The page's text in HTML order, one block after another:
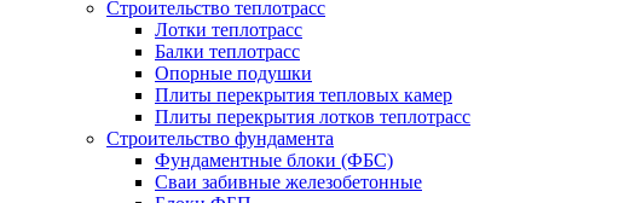
Строительство теплотрасс
Лотки теплотрасс
Балки теплотрасс
Опорные подушки
Плиты перекрытия тепловых камер
Плиты перекрытия лотков теплотрасс
Строительство фундамента
Фундаментные блоки (ФБС)
Сваи забивные железобетонные